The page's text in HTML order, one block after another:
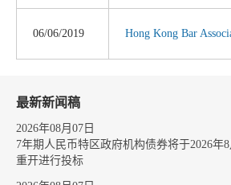
06/06/2019 Hong Kong Bar
最新新闻稿
2026年08月07日
7年期人民币特区政府机构债券将于2026年
重开进行投标